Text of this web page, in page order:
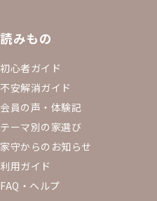
読みもの
初心者ガイド
不安解消ガイド
会員の声・体験記
テーマ別の家選び
家守からのお知らせ
利用ガイド
FAQ・ヘルプ